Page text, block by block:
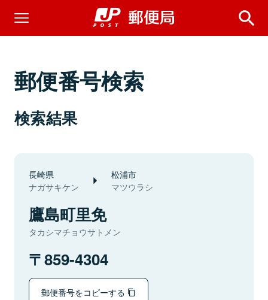
郵便番号検索
検索結果
長崎県
ナガサキケン
松浦市
マツウラシ
鷹島町里免
タカシマチョウサトメン
859-4304
郵便番号をコピーする